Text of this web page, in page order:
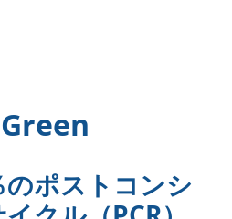
ポストコンシ